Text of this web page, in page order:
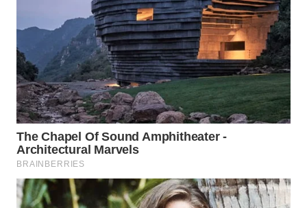
SAMOSIR
WN
PADANG
LAWAS
WN
SUMEDANG
CIANJUR